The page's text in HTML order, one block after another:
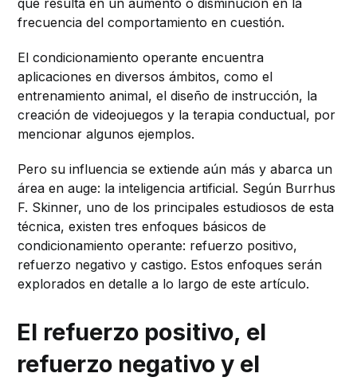
que resulta en un aumento o disminución en la
frecuencia del comportamiento en cuestión.
El condicionamiento operante encuentra
aplicaciones en diversos ámbitos, como el
entrenamiento animal, el diseño de instrucción, la
creación de videojuegos y la terapia conductual, por
mencionar algunos ejemplos.
Pero su influencia se extiende aún más y abarca un
área en auge: la inteligencia artificial. Según Burrhus
F. Skinner, uno de los principales estudiosos de esta
técnica, existen tres enfoques básicos de
condicionamiento operante: refuerzo positivo,
refuerzo negativo y castigo. Estos enfoques serán
explorados en detalle a lo largo de este artículo.
El refuerzo positivo, el
refuerzo negativo y el